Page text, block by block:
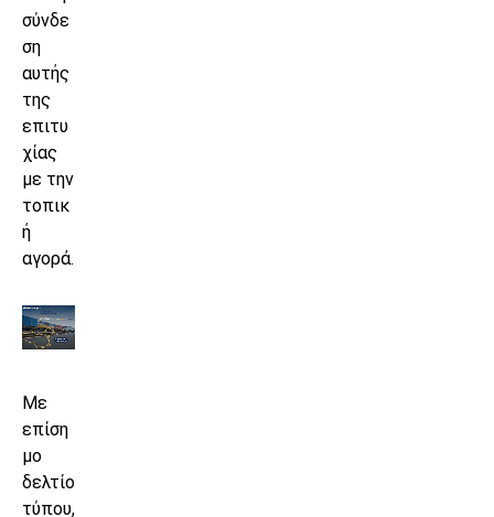
σύνδε
ση
αυτής
της
επιτυ
χίας
με την
τοπικ
ή
αγορά.
Με
επίση
μο
δελτίο
τύπου,